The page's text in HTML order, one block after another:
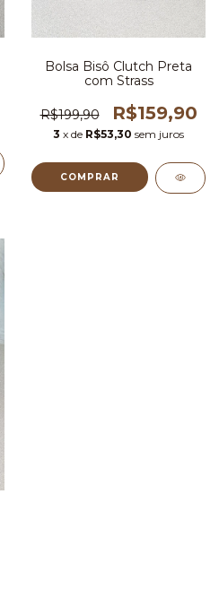
Bolsa Bisô Clutch Preta
com Strass
R$199,90 R$159,90
3 x de R$53,30 sem juros
COMPRAR